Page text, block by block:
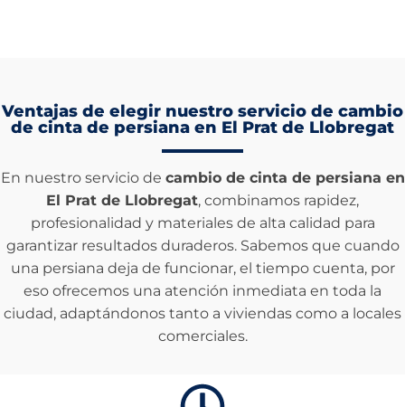
Ventajas de elegir nuestro servicio de cambio
de cinta de persiana en El Prat de Llobregat
En nuestro servicio de cambio de cinta de persiana en
El Prat de Llobregat, combinamos rapidez,
profesionalidad y materiales de alta calidad para
garantizar resultados duraderos. Sabemos que cuando
una persiana deja de funcionar, el tiempo cuenta, por
eso ofrecemos una atención inmediata en toda la
ciudad, adaptándonos tanto a viviendas como a locales
comerciales.